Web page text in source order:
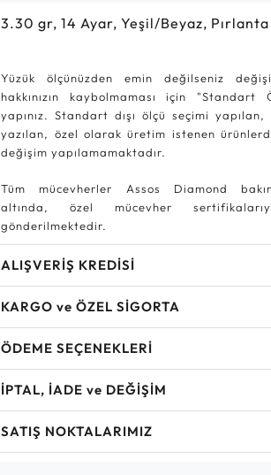
3.30gr,14Ayar, Yeşil/Beyaz, Pırlanta
Yüzük ölçünüzden emin değilseniz
hakkınızın kaybolmaması için "Standart
yapınız. Standart dışı ölçü seçimi yapılan,
yazılan, özel olarak üretim istenen
değişim yapılamamaktadır.
Tüm mücevherler Assos Diamond
altında, özel mücevher
gönderilmektedir.
ALIŞVERİŞ KREDİSİ
KARGO ve ÖZEL SİGORTA
ÖDEME SEÇENEKLERİ
İPTAL, İADE ve DEĞİŞİM
SATIŞ NOKTALARIMIZ